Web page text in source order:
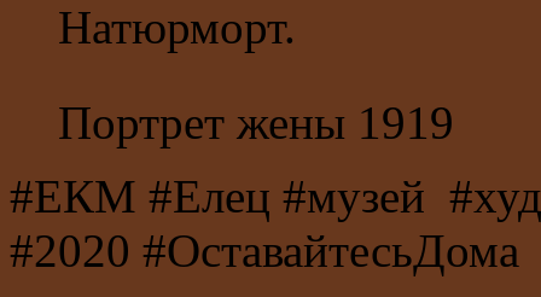
Натюрморт.
Портрет жены 1919
#ЕКМ #Елец #музей
#2020 #ОставайтесьДома